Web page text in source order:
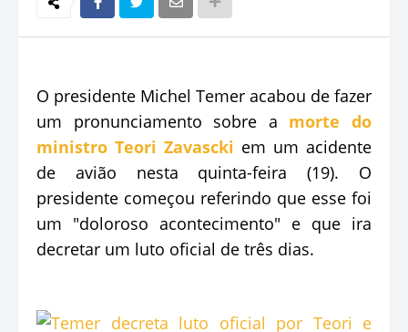
O presidente Michel Temer acabou de fazer
um pronunciamento sobre a morte do
ministro Teori Zavascki em um acidente
de avião nesta quinta-feira (19). O
presidente começou referindo que esse foi
um "doloroso acontecimento" e que ira
decretar um luto oficial de três dias.